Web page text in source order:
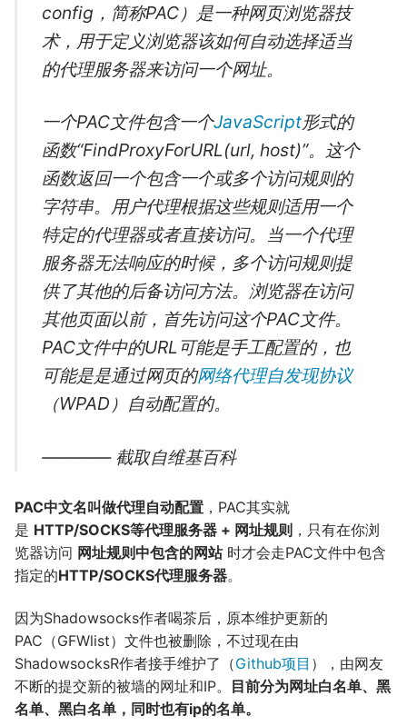
config ，简称PAC）是一种网页浏览器技
术，用于定义浏览器该如何自动选择适当
的代理服务器来访问一个网址。
一个PAC文件包含一个JavaScript形式的
函数“FindProxyForURL(url, host)”。这个
函数返回一个包含一个或多个访问规则的
字符串。用户代理根据这些规则适用一个
特定的代理器或者直接访问。当一个代理
服务器无法响应的时候，多个访问规则提
供了其他的后备访问方法。浏览器在访问
其他页面以前，首先访问这个PAC文件。
PAC文件中的URL可能是手工配置的，也
可能是是通过网页的网络代理自发现协议
（WPAD）自动配置的。
———— 截取自维基百科
PAC中文名叫做代理自动配置 ，PAC其实就
是 HTTP/SOCKS等代理服务器 + 网址规则 ，只有在你浏
览器访问 网址规则中包含的网站时才会走PAC文件中包含
指定的HTTP/SOCKS代理服务器。
因为Shadowsocks作者喝茶后，原本维护更新的
PAC（GFWlist）文件也被删除，不过现在由
ShadowsocksR作者接手维护了（Github项目 ），由网友
不断的提交新的被墙的网址和IP。 目前分为网址白名单、黑
名单、黑白名单，同时也有ip的名单。